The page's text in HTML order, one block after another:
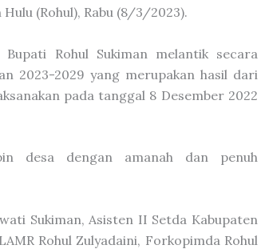
Hulu (Rohul), Rabu (8/3/2023).
Rohul Sukiman melantik secara
2023-2029 yang merupakan hasil dari
pada tanggal 8 Desember 2022
desa dengan amanah dan penuh
Sukiman, Asisten II Setda Kabupaten
Rohul Zulyadaini, Forkopimda Rohul